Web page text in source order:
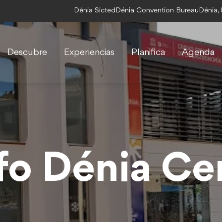
Dénia Sicted Dénia Convention Bureau Dénia,
Descubre Experiencias Planifica Agenda
Dénia
Dénia
Dénia